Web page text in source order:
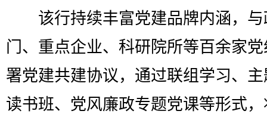
该行持续丰富党建品牌内涵，与
门、重点企业、科研院所等百余家
署党建共建协议，通过联组学习、
读书班、党风廉政专题党课等形式